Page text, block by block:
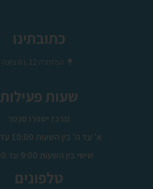
כתובתינו
המזמרה 12 ,נס ציונה
שעות פעילות
מרכז ישפרו סנטר
א' עד ה' בין השעות 10:00 עד 19:00
שישי בין השעות 9:00 עד 13:00
טלפונים